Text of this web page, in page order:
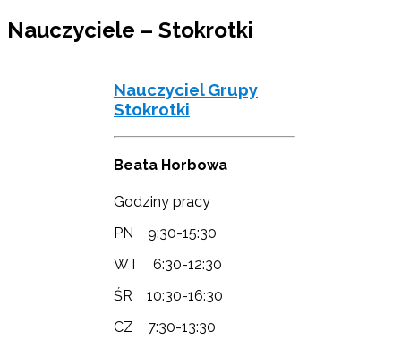
Nauczyciele – Stokrotki
Nauczyciel Grupy
Stokrotki
Beata Horbowa
Godziny pracy
PN 9:30-15:30
WT 6:30-12:30
ŚR 10:30-16:30
CZ 7:30-13:30